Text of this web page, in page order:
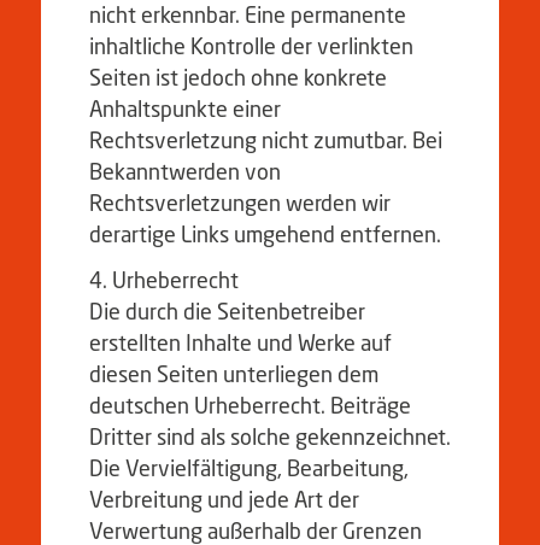
nicht erkennbar. Eine permanente
inhaltliche Kontrolle der verlinkten
Seiten ist jedoch ohne konkrete
Anhaltspunkte einer
Rechtsverletzung nicht zumutbar. Bei
Bekanntwerden von
Rechtsverletzungen werden wir
derartige Links umgehend entfernen.
Urheberrecht
Die durch die Seitenbetreiber
erstellten Inhalte und Werke auf
diesen Seiten unterliegen dem
deutschen Urheberrecht. Beiträge
Dritter sind als solche gekennzeichnet.
Die Vervielfältigung, Bearbeitung,
Verbreitung und jede Art der
Verwertung außerhalb der Grenzen